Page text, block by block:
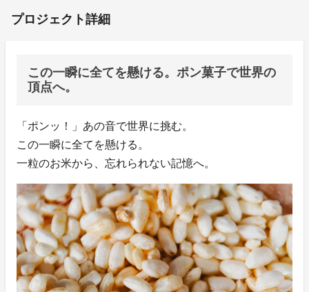
プロジェクト詳細
この一瞬に全てを懸ける。ポン菓子で世界の
頂点へ。
「ポンッ！」あの音で世界に挑む。
この一瞬に全てを懸ける。
一粒のお米から、忘れられない記憶へ。